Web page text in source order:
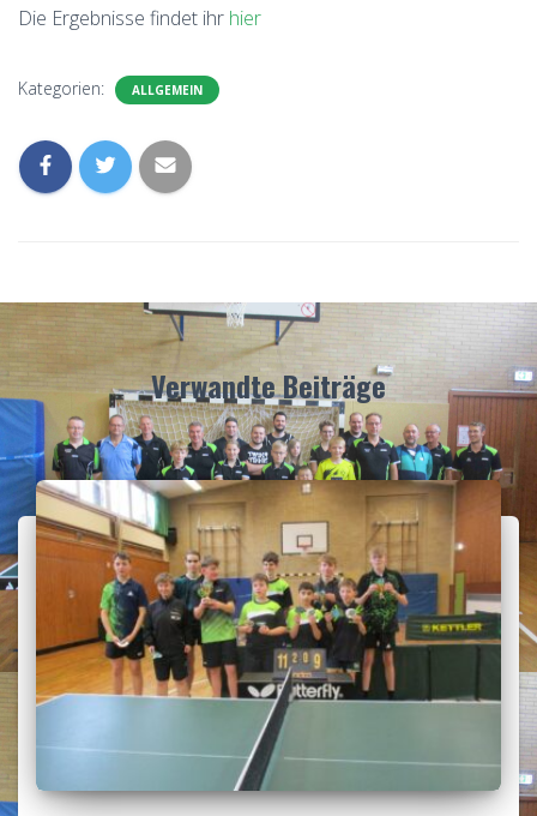
Die Ergebnisse findet ihr hier
Kategorien: ALLGEMEIN
Verwandte Beiträge